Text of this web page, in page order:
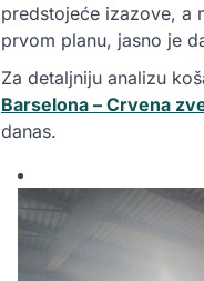
predstojeće izazove, a
prvom planu, jasno je
Za detaljniju analizu
Barselona – Crvena
danas.